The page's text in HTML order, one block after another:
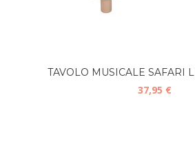
TAVOLO MUSICALE SAFARI
37,95 €